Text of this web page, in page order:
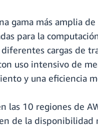
gama más amplia
para la
cargas de
uso intensivo de
y una eficiencia
las 10 regiones de
de la